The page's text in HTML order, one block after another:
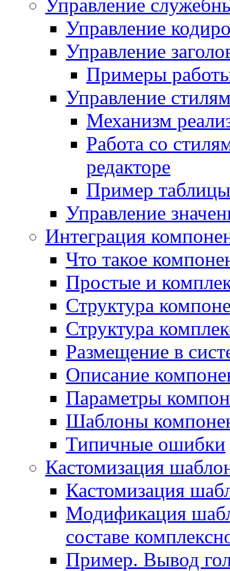
Управление
Управление
Управление
Примеры
Управление
Механизм
Работа со
редакторе
Пример
Управление
Интеграция
Что такое
Простые и
Структура
Структура
Размещение в
Описание
Параметры
Шаблоны
Типичные ошибки
Кастомизация
Кастомизация
Модификация
составе
Пример. Вывод